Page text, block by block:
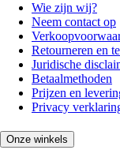
Wie zijn wij?
Neem contact op
Retourneren en
Juridische
Betaalmethoden
Prijzen en
Privacy
Onze winkels